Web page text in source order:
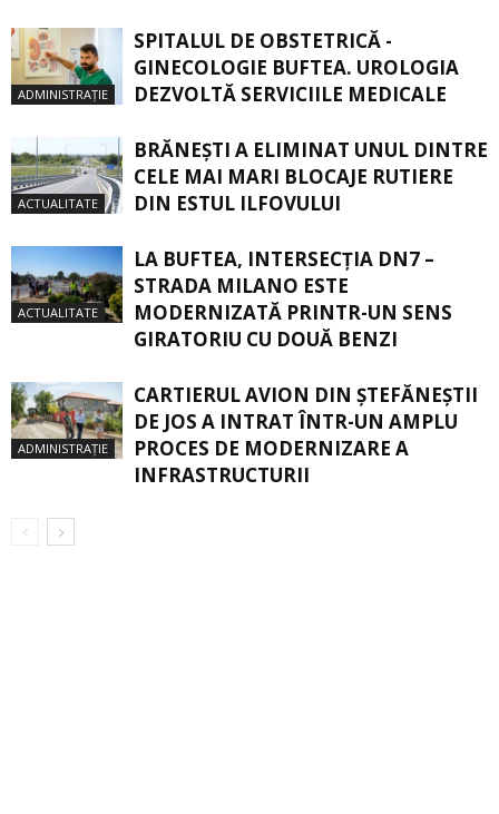
ADMINISTRAȚIE
SPITALUL DE OBSTETRICĂ -
GINECOLOGIE BUFTEA. UROLOGIA
DEZVOLTĂ SERVICIILE MEDICALE
ACTUALITATE
BRĂNEȘTI A ELIMINAT UNUL DINTRE
CELE MAI MARI BLOCAJE RUTIERE
DIN ESTUL ILFOVULUI
ACTUALITATE
LA BUFTEA, INTERSECŢIA DN7 –
STRADA MILANO ESTE
MODERNIZATĂ PRINTR-UN SENS
GIRATORIU CU DOUĂ BENZI
ADMINISTRAȚIE
CARTIERUL AVION DIN ŞTEFĂNEŞTII
DE JOS A INTRAT ÎNTR-UN AMPLU
PROCES DE MODERNIZARE A
INFRASTRUCTURII